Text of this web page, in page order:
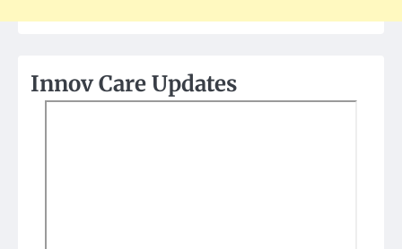
Innov Care Updates